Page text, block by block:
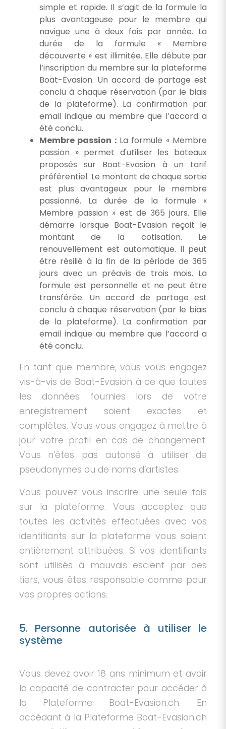
simple et rapide. Il s’agit de la formule la
plus avantageuse pour le membre qui
navigue une à deux fois par année. La
durée de la formule « Membre
découverte » est illimitée. Elle débute par
l’inscription du membre sur la plateforme
Boat-Evasion. Un accord de partage est
conclu à chaque réservation (par le biais
de la plateforme). La confirmation par
email indique au membre que l’accord a
été conclu.
Membre passion :La formule « Membre
passion » permet d'utiliser les bateaux
proposés sur Boat-Evasion à un tarif
préférentiel. Le montant de chaque sortie
est plus avantageux pour le membre
passionné. La durée de la formule «
Membre passion » est de 365 jours. Elle
démarre lorsque Boat-Evasion reçoit le
montant de la cotisation. Le
renouvellement est automatique. Il peut
être résilié à la fin de la période de 365
jours avec un préavis de trois mois. La
formule est personnelle et ne peut être
transférée. Un accord de partage est
conclu à chaque réservation (par le biais
de la plateforme). La confirmation par
email indique au membre que l’accord a
été conclu.
En tant que membre, vous vous engagez
vis-à-vis de Boat-Evasion à ce que toutes
les données fournies lors de votre
enregistrement soient exactes et
complètes. Vous vous engagez à mettre à
jour votre profil en cas de changement.
Vous n’êtes pas autorisé à utiliser de
pseudonymes ou de noms d’artistes.
Vous pouvez vous inscrire une seule fois
sur la plateforme. Vous acceptez que
toutes les activités effectuées avec vos
identifiants sur la plateforme vous soient
entièrement attribuées. Si vos identifiants
sont utilisés à mauvais escient par des
tiers, vous êtes responsable comme pour
vos propres actions.
5. Personne autorisée à utiliser le
système
Vous devez avoir 18 ans minimum et avoir
la capacité de contracter pour accéder à
la Plateforme Boat-Evasion.ch. En
accédant à la Plateforme Boat-Evasion.ch